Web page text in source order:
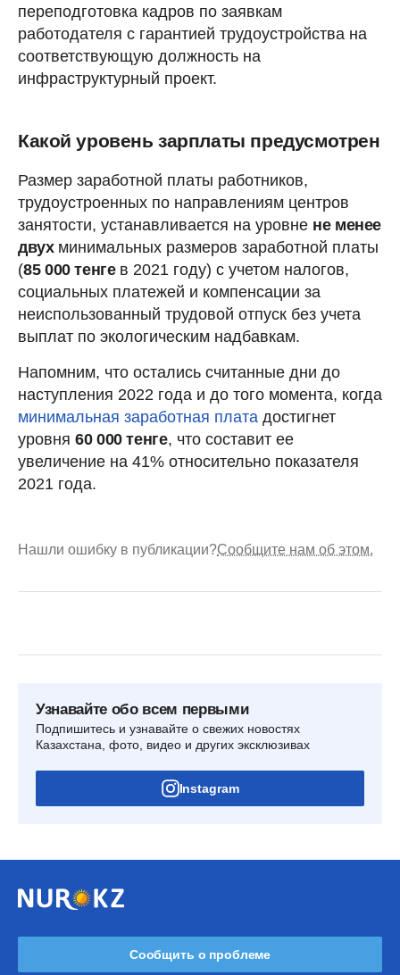
переподготовка кадров по заявкам
работодателя с гарантией трудоустройства на
соответствующую должность на
инфраструктурный проект.
Какой уровень зарплаты предусмотрен
Размер заработной платы работников,
трудоустроенных по направлениям центров
занятости, устанавливается на уровне не менее
двух минимальных размеров заработной платы
(85 000 тенге в 2021 году) с учетом налогов,
социальных платежей и компенсации за
неиспользованный трудовой отпуск без учета
выплат по экологическим надбавкам.
Напомним, что остались считанные дни до
наступления 2022 года и до того момента, когда
минимальная заработная плата достигнет
уровня 60 000 тенге, что составит ее
увеличение на 41% относительно показателя
2021 года.
Нашли ошибку в публикации?Сообщите нам об этом.
Узнавайте обо всем первыми
Подпишитесь и узнавайте о свежих новостях
Казахстана, фото, видео и других эксклюзивах
Instagram
Сообщить о проблеме